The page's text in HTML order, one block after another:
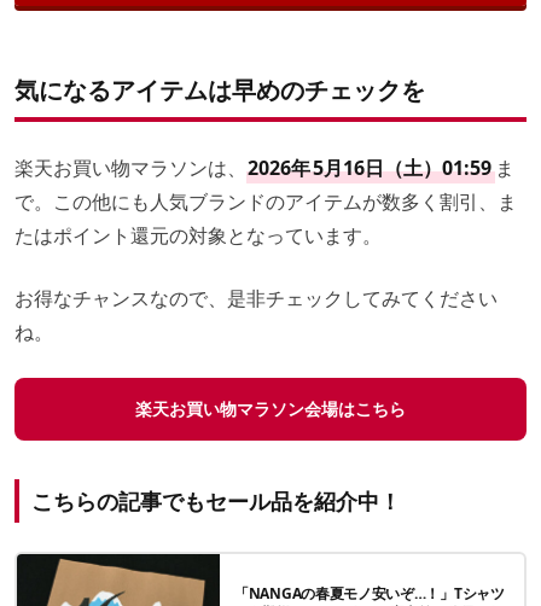
気になるアイテムは早めのチェックを
楽天お買い物マラソンは、 2026年5月16日（土）01:59 ま
で。この他にも人気ブランドのアイテムが数多く割引、ま
たはポイント還元の対象となっています。
お得なチャンスなので、是非チェックしてみてください
ね。
楽天お買い物マラソン会場はこちら
こちらの記事でもセール品を紹介中！
「NANGAの春夏モノ安いぞ…！」Tシャツ